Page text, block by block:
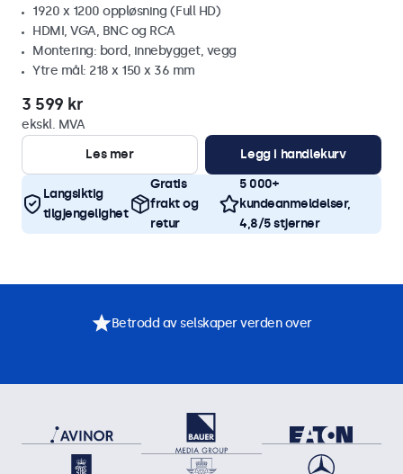
1920 x 1200 oppløsning (Full HD)
HDMI, VGA, BNC og RCA
Montering: bord, innebygget, vegg
Ytre mål: 218 x 150 x 36 mm
3 599 kr
ekskl. MVA
Les mer
Legg i handlekurv
Langsiktig
tilgjengelighet
Gratis
frakt og
retur
5 000+
kundeanmeldelser,
4,8/5 stjerner
Betrodd av selskaper verden over